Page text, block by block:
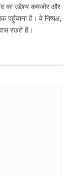
का उद्देश्य कमजोर और
है। वे निष्पक्ष,
रखते हैं।